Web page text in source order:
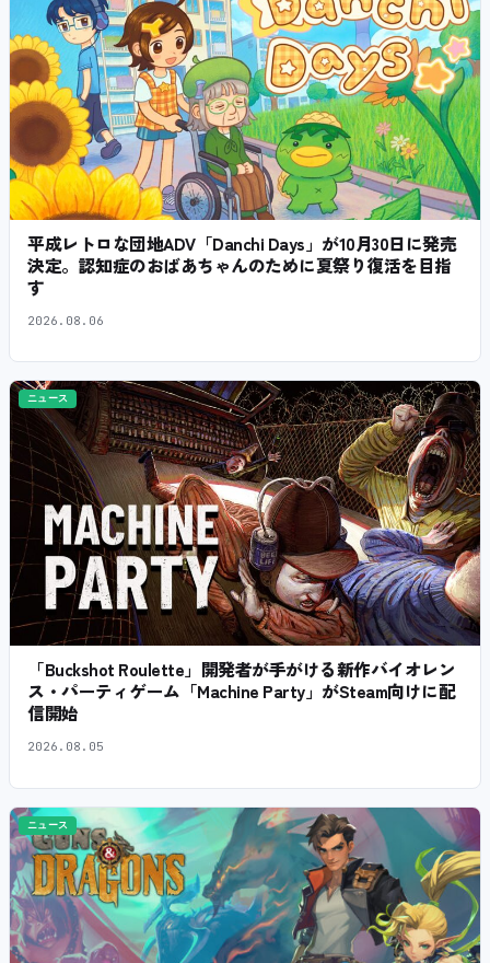
平成レトロな団地ADV「Danchi Days」が10月30日に発売
決定。認知症のおばあちゃんのために夏祭り復活を目指
す
2026.08.06
ニュース
「Buckshot Roulette」開発者が手がける新作バイオレン
ス・パーティゲーム「Machine Party」がSteam向けに配
信開始
2026.08.05
ニュース